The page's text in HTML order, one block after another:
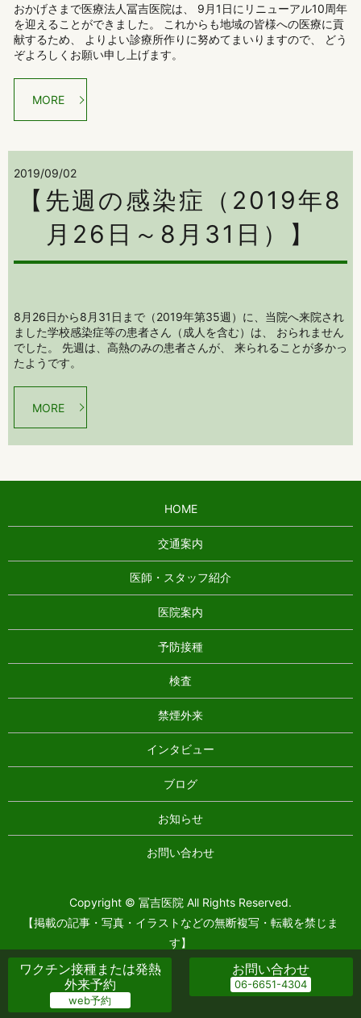
おかげさまで医療法人冨吉医院は、 9月1日にリニューアル10周年
を迎えることができました。 これからも地域の皆様への医療に貢
献するため、 よりよい診療所作りに努めてまいりますので、 どう
ぞよろしくお願い申し上げます。
MORE
2019/09/02
【先週の感染症（2019年8
月26日～8月31日）】
8月26日から8月31日まで（2019年第35週）に、当院へ来院され
ました学校感染症等の患者さん（成人を含む）は、 おられません
でした。 先週は、高熱のみの患者さんが、 来られることが多かっ
たようです。
MORE
HOME
交通案内
医師・スタッフ紹介
医院案内
予防接種
検査
禁煙外来
インタビュー
ブログ
お知らせ
お問い合わせ
Copyright © 冨吉医院 All Rights Reserved.
【掲載の記事・写真・イラストなどの無断複写・転載を禁じま
す】
ワクチン接種または発熱
外来予約
お問い合わせ